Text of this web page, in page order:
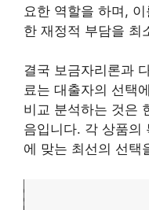
요한 역할을 하며,
한 재정적 부담을 최
결국 보금자리론과
료는 대출자의 선택
비교 분석하는 것은
음입니다. 각 상품의
에 맞는 최선의 선택